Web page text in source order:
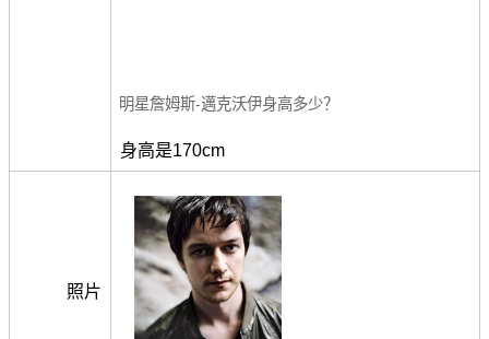
明星詹姆斯-邁克沃伊身高多少？
身高是170cm
照片